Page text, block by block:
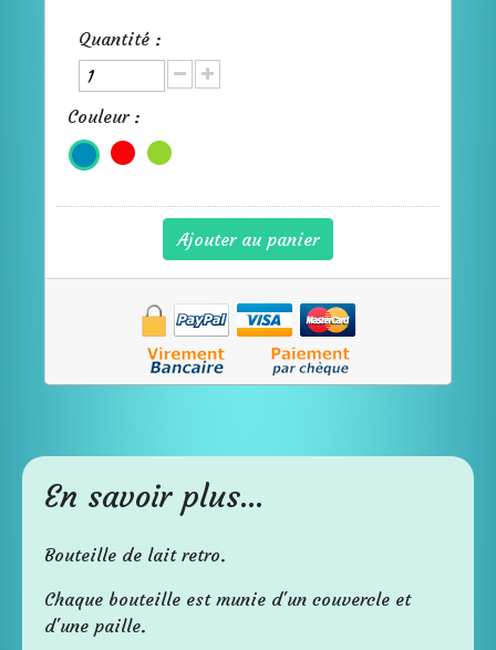
Quantité :
Couleur :
Ajouter au panier
En savoir plus...
Bouteille de lait retro.
Chaque bouteille est munie d'un couvercle et
d'une paille.